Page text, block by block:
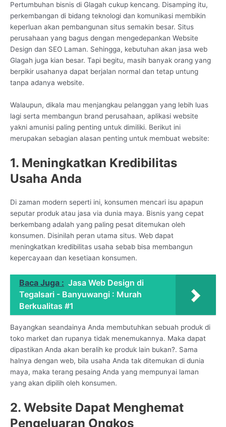
Pertumbuhan bisnis di Glagah cukup kencang. Disamping itu,
perkembangan di bidang teknologi dan komunikasi membikin
keperluan akan pembangunan situs semakin besar. Situs
perusahaan yang bagus dengan mengedepankan Website
Design dan SEO Laman. Sehingga, kebutuhan akan jasa web
Glagah juga kian besar. Tapi begitu, masih banyak orang yang
berpikir usahanya dapat berjalan normal dan tetap untung
tanpa adanya website.
Walaupun, dikala mau menjangkau pelanggan yang lebih luas
lagi serta membangun brand perusahaan, aplikasi website
yakni amunisi paling penting untuk dimiliki. Berikut ini
merupakan sebagian alasan penting untuk membuat website:
1. Meningkatkan Kredibilitas
Usaha Anda
Di zaman modern seperti ini, konsumen mencari isu apapun
seputar produk atau jasa via dunia maya. Bisnis yang cepat
berkembang adalah yang paling pesat ditemukan oleh
konsumen. Disinilah peran utama situs. Web dapat
meningkatkan kredibilitas usaha sebab bisa membangun
kepercayaan dan kesetiaan konsumen.
Baca Juga : Jasa Web Design di
Tegalsari - Banyuwangi : Murah
Berkualitas #1
Bayangkan seandainya Anda membutuhkan sebuah produk di
toko market dan rupanya tidak menemukannya. Maka dapat
dipastikan Anda akan beralih ke produk lain bukan?. Sama
halnya dengan web, bila usaha Anda tak ditemukan di dunia
maya, maka terang pesaing Anda yang mempunyai laman
yang akan dipilih oleh konsumen.
2. Website Dapat Menghemat
Pengeluaran Ongkos